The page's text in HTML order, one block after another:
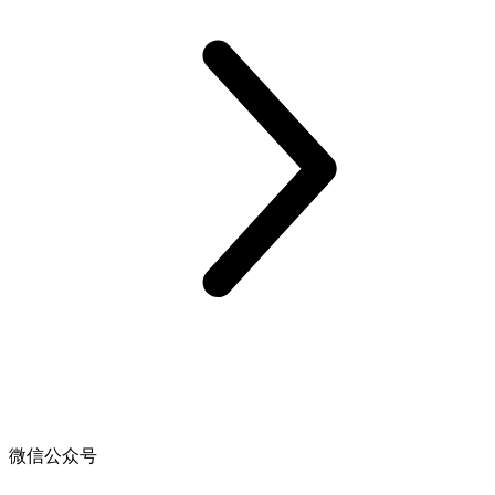
微信公众号